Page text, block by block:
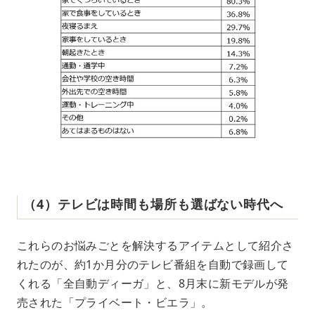
（4）テレビは時間も場所も選ばない時代へ
これらのお悩みごとを解決するアイテムとして紹介さ
れたのが、約1か月分のテレビ番組を自動で録画して
くれる「全自動ディーガ」と、8月末に新モデルが発
売された「プライベート・ビエラ」。